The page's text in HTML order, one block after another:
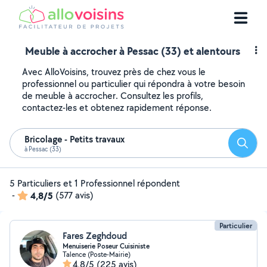
Meuble à accrocher à Pessac (33) et alentours
Avec AlloVoisins, trouvez près de chez vous le
professionnel ou particulier qui répondra à votre besoin
de meuble à accrocher. Consultez les profils,
contactez-les et obtenez rapidement réponse.
Bricolage - Petits travaux
à Pessac (33)
5 Particuliers et 1 Professionnel répondent
-
4,8/5 (577 avis)
Particulier
Fares Zeghdoud
Menuiserie Poseur Cuisiniste
Talence (Poste-Mairie)
4,8/5 (225 avis)